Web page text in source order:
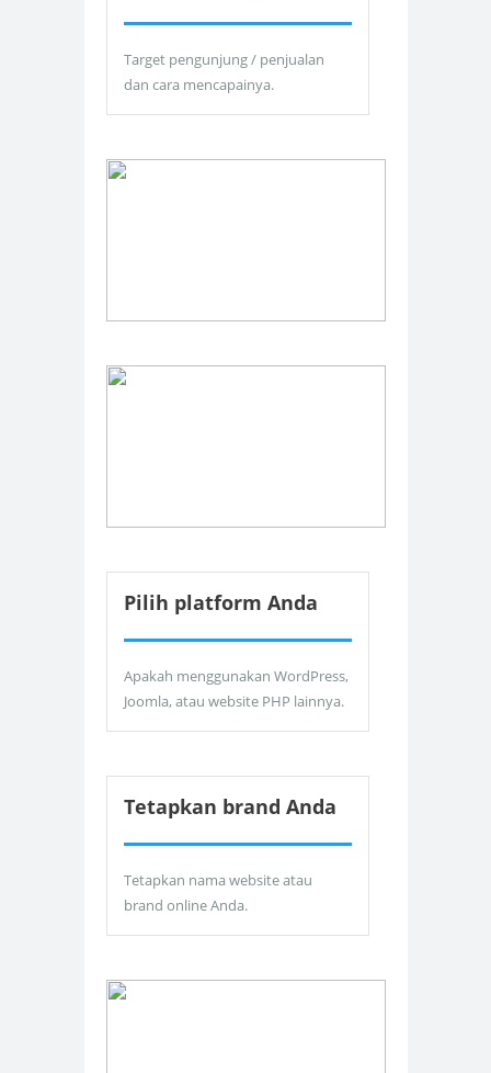
Target pengunjung / penjualan
dan cara mencapainya.
Pilih platform Anda
Apakah menggunakan WordPress,
Joomla, atau website PHP lainnya.
Tetapkan brand Anda
Tetapkan nama website atau
brand online Anda.